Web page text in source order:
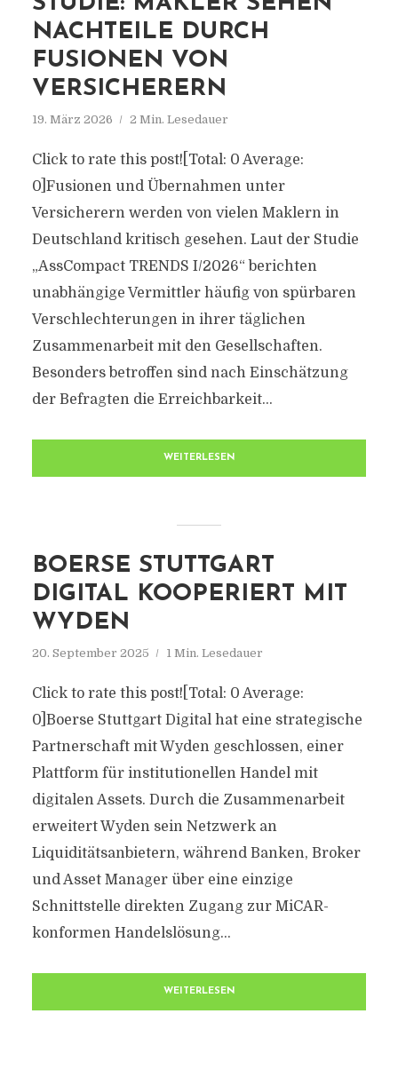
NACHTEILE DURCH
FUSIONEN VON
VERSICHERERN
19. März 2026 2 Min. Lesedauer
Click to rate this post![Total: 0 Average:
0]Fusionen und Übernahmen unter
Versicherern werden von vielen Maklern in
Deutschland kritisch gesehen. Laut der Studie
„AssCompact TRENDS I/2026“ berichten
unabhängige Vermittler häufig von spürbaren
Verschlechterungen in ihrer täglichen
Zusammenarbeit mit den Gesellschaften.
Besonders betroffen sind nach Einschätzung
der Befragten die Erreichbarkeit...
WEITERLESEN
BOERSE STUTTGART
DIGITAL KOOPERIERT MIT
WYDEN
20. September 2025 1 Min. Lesedauer
Click to rate this post![Total: 0 Average:
0]Boerse Stuttgart Digital hat eine strategische
Partnerschaft mit Wyden geschlossen, einer
Plattform für institutionellen Handel mit
digitalen Assets. Durch die Zusammenarbeit
erweitert Wyden sein Netzwerk an
Liquiditätsanbietern, während Banken, Broker
und Asset Manager über eine einzige
Schnittstelle direkten Zugang zur MiCAR-
konformen Handelslösung...
WEITERLESEN